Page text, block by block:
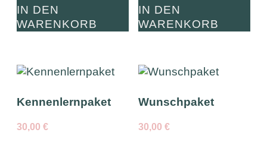
IN DEN
WARENKORB
IN DEN
WARENKORB
Kennenlernpaket
30,00€
Wunschpaket
30,00 €